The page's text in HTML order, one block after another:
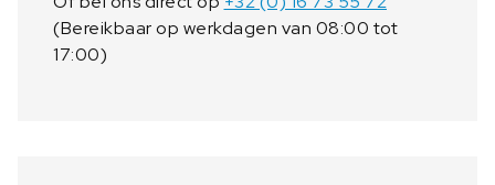
(Bereikbaar op werkdagen van 08:00 tot
17:00)